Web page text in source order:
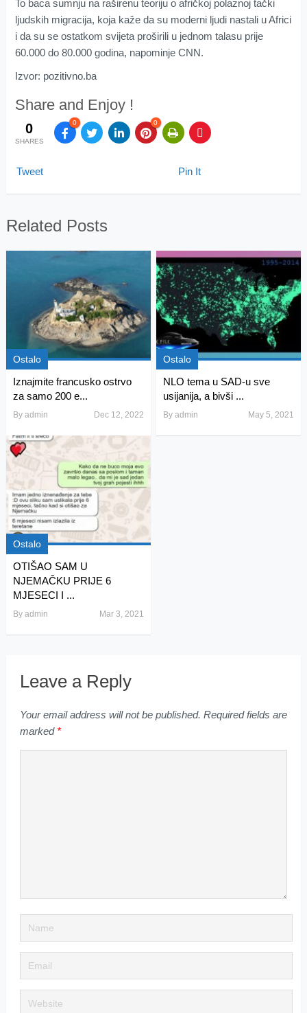
To baca sumnju na raširenu teoriju o afričkoj polaznoj tački
ljudskih migracija, koja kaže da su moderni ljudi nastali u Africi
i da su se ostatkom svijeta proširili u jednom talasu prije
60.000 do 80.000 godina, napominje CNN.
Izvor: pozitivno.ba
Share and Enjoy !
0
SHARES
0 0
Tweet Pin It
Related Posts
Ostalo
Iznajmite francusko ostrvo
za samo 200 e...
By admin Dec 12, 2022
Ostalo
NLO tema u SAD-u sve
usijanija, a bivši ...
Byadmin May 5, 2021
Ostalo
OTIŠAO SAM U
NJEMAČKU PRIJE 6
MJESECI I ...
By admin Mar 3, 2021
Leave a Reply
Your email address will not be published. Required fields are
marked *